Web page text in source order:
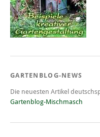
GARTENBLOG-NEWS
Die neuesten Artikel
Gartenblog-Mischmasch